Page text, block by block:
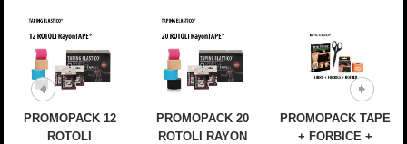
PROMOPACK 12
ROTOLI
PROMOPACK 20
ROTOLI RAYON
PROMOPACK TAPE
+ FORBICE +